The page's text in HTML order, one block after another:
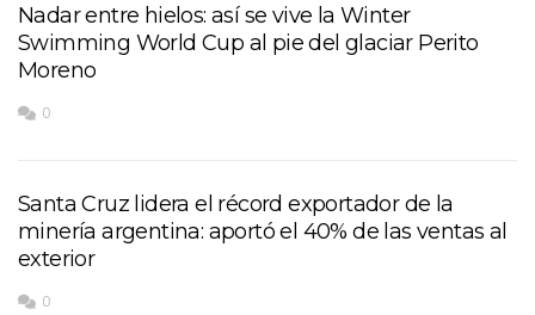
Nadar entre hielos: así se vive la Winter
Swimming World Cup al pie del glaciar Perito
Moreno
0
Santa Cruz lidera el récord exportador de la
minería argentina: aportó el 40% de las ventas al
exterior
0